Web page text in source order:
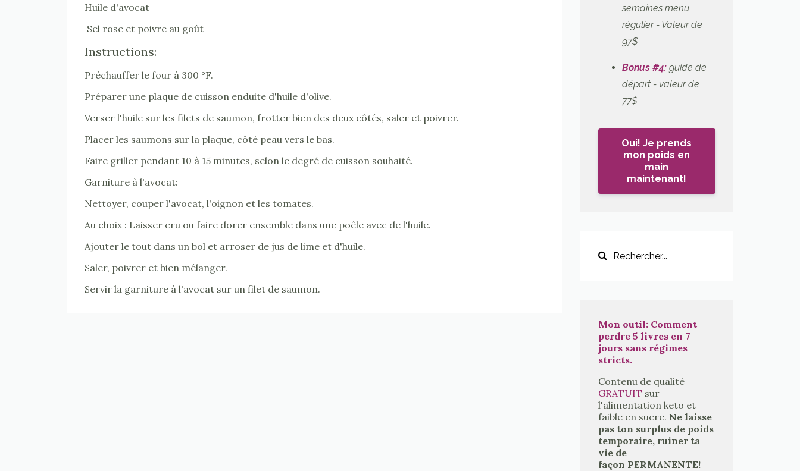
Huile d'avocat
Sel rose et poivre au goût
Instructions:
Préchauffer le four à 300 °F.
Préparer une plaque de cuisson enduite d'huile d'olive.
Verser l'huile sur les filets de saumon, frotter bien des deux côtés, saler et poivrer.
Placer les saumons sur la plaque, côté peau vers le bas.
Faire griller pendant 10 à 15 minutes, selon le degré de cuisson souhaité.
Garniture à l'avocat:
Nettoyer, couper l'avocat, l'oignon et les tomates.
Au choix : Laisser cru ou faire dorer ensemble dans une poêle avec de l'huile.
Ajouter le tout dans un bol et arroser de jus de lime et d'huile.
Saler, poivrer et bien mélanger.
Servir la garniture à l'avocat sur un filet de saumon.
semaines menu
régulier - Valeur de
97$
Bonus #4: guide de
départ - valeur de
77$
Oui! Je prends
mon poids en
main
maintenant!
Mon outil: Comment
perdre 5 livres en 7
jours sans régimes
stricts.
Contenu de qualité
GRATUIT sur
l'alimentation keto et
faible en sucre. Ne laisse
pas ton surplus de poids
temporaire, ruiner ta
vie de
façon PERMANENTE!